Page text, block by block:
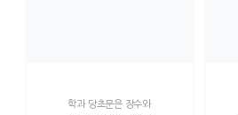
학과 당초문은 장수와